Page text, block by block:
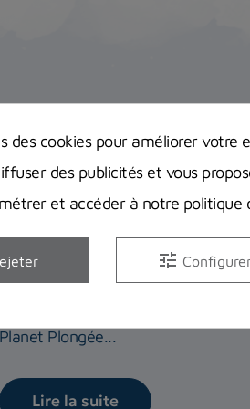
débuter la
et
sont les accessoires pour
Plongée...
Lire la suite
des cookies pour améliorer votre
des publicités et vous
et accéder à notre
tune